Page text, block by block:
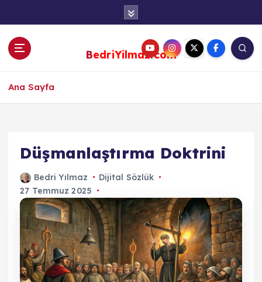
BedriYilmaz.com
Ana Sayfa
Düşmanlaştırma Doktrini
Bedri Yılmaz
Dijital Sözlük
27 Temmuz 2025